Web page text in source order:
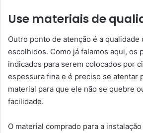
Use materiais de
Outro ponto de atenção é a qualidade
escolhidos. Como já falamos aqui, os
indicados para serem colocados por
espessura fina e é preciso se atentar
material para que ele não se quebre
facilidade.
O material comprado para a